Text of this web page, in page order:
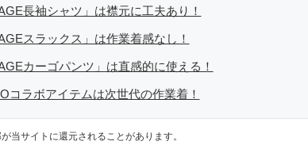
長袖シャツ」は襟元に工夫あり！
スラックス」は作業着感なし！
カーゴパンツ」は直感的に使える！
コラボアイテムは次世代の作業着！
当サイトに還元されることがあります。